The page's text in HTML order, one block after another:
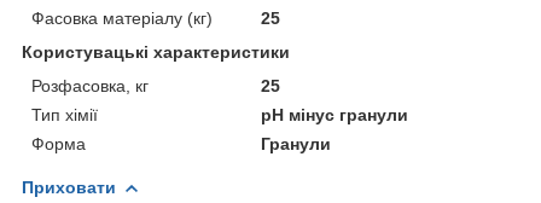
Фасовка матеріалу (кг)
25
Користувацькі характеристики
Розфасовка, кг
25
Тип хімії
pH мінус гранули
Форма
Гранули
Приховати